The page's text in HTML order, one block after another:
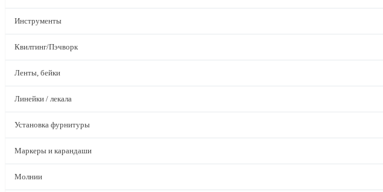
Инструменты
Квилтинг/Пэчворк
Ленты, бейки
Линейки / лекала
Установка фурнитуры
Маркеры и карандаши
Молнии